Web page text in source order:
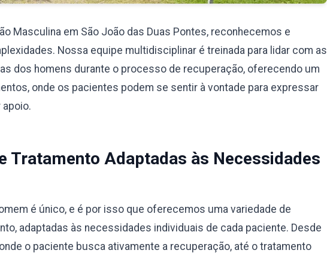
Masculina em São João das Duas Pontes, reconhecemos e
Nossa equipe multidisciplinar é treinada para lidar com as
dos homens durante o processo de recuperação, oferecendo um
onde os pacientes podem se sentir à vontade para expressar
Tratamento Adaptadas às Necessidades
é único, e é por isso que oferecemos uma variedade de
adaptadas às necessidades individuais de cada paciente. Desde
o paciente busca ativamente a recuperação, até o tratamento